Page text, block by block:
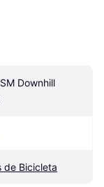
Downhill
de Bicicleta